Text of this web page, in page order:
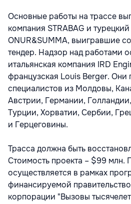
Основные работы на трассе
компания STRABAG и
ONUR&SUMMA, выигравшие
тендер. Надзор над работами
итальянская компания IRD
французская Louis Berger. Они
специалистов из Молдовы,
Австрии, Германии,
Турции, Хорватии, Сербии,
и Герцеговины.
Трасса должна быть
Стоимость проекта – $99 млн.
осуществляется в рамках
финансируемой
корпорации "Вызовы